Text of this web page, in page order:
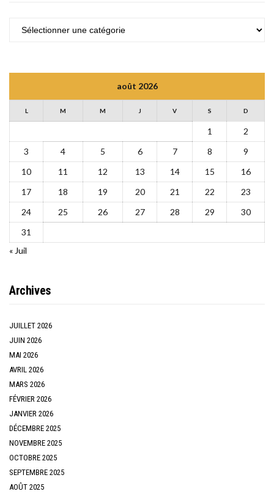
CATÉGORIES
août 2026
L M M J V S D
1
2
3
4 5 6 7 8
9
10
11 12 13 14 15
16
17
18 19 20 21 22
23
24
25 26 27 28 29
30
31
« Juil
Archives
JUILLET 2026
JUIN 2026
MAI 2026
AVRIL 2026
MARS 2026
FÉVRIER 2026
JANVIER 2026
DÉCEMBRE 2025
NOVEMBRE 2025
OCTOBRE 2025
SEPTEMBRE 2025
AOÛT 2025